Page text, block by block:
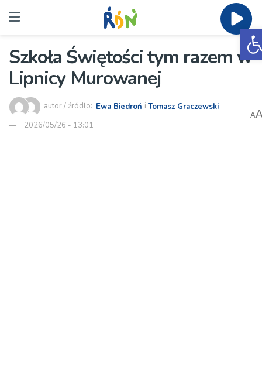
Szkoła Świętości tym razem w
Lipnicy Murowanej
autor / źródło: Ewa Biedroń i Tomasz Graczewski
2026/05/26 - 13:01
A